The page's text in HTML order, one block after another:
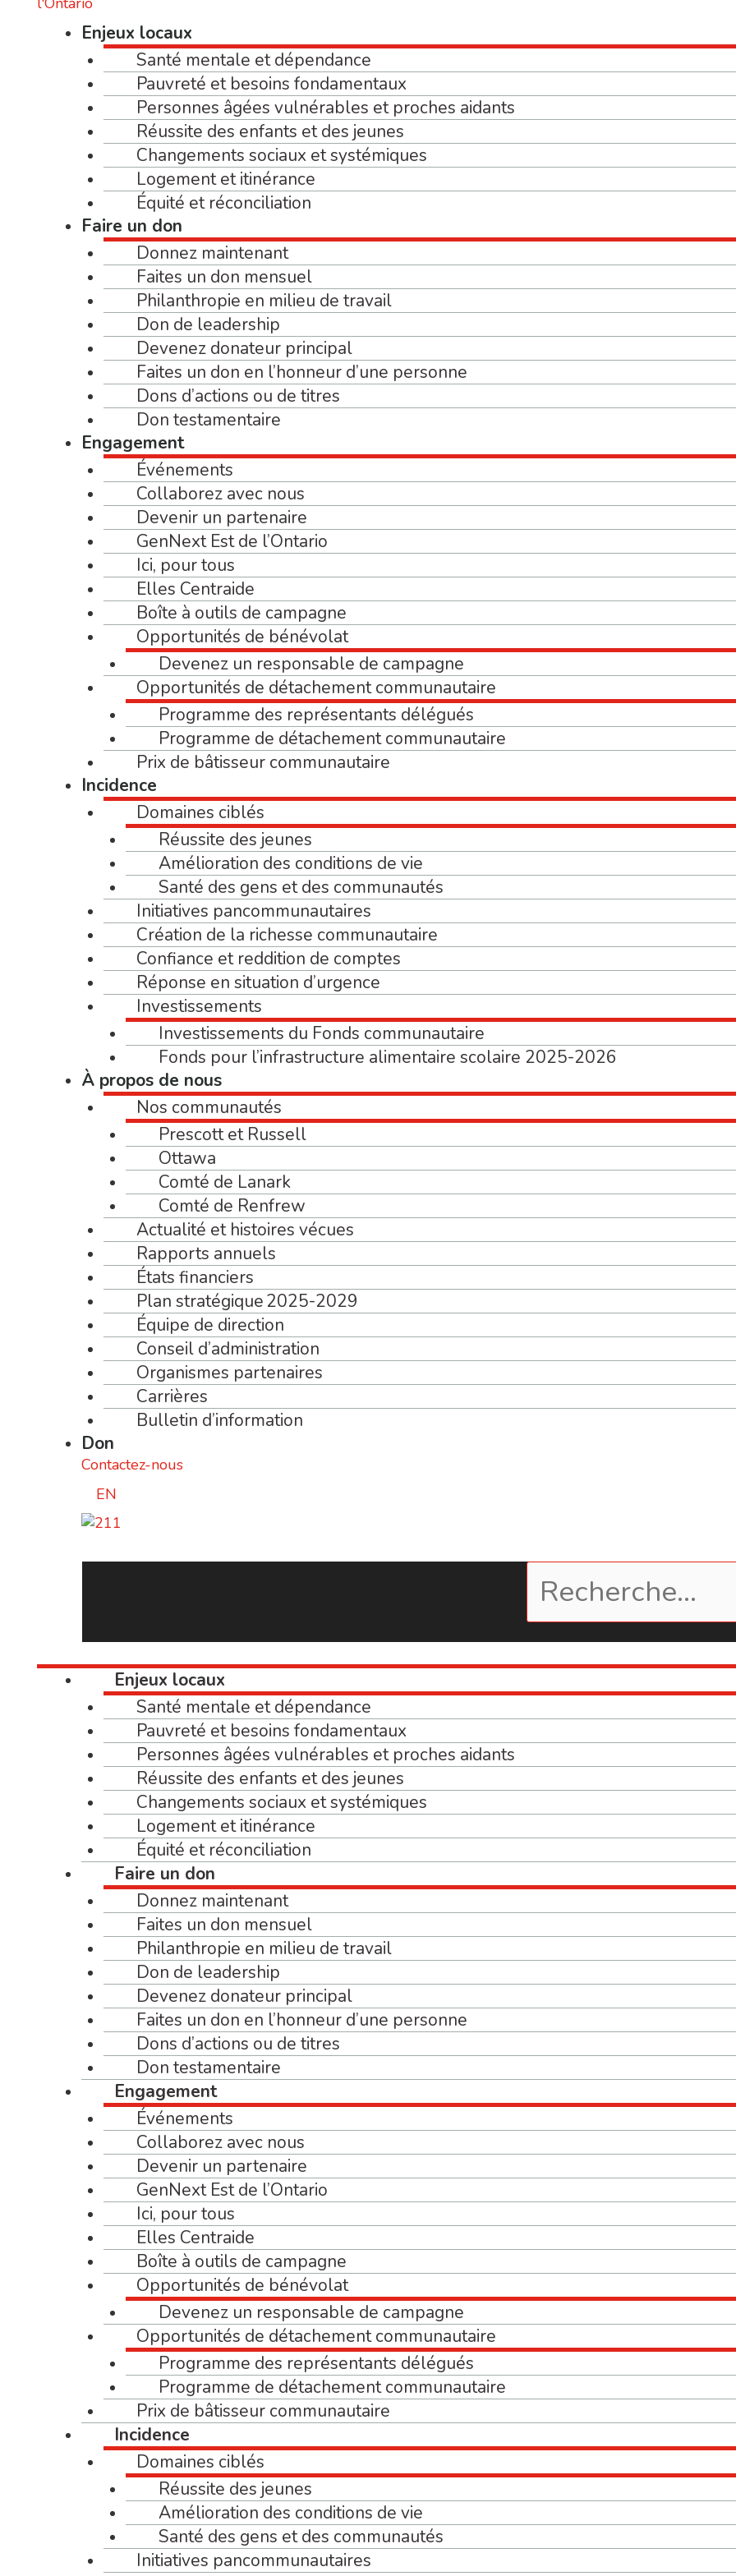
Enjeux locaux
Santé mentale et dépendance
Pauvreté et besoins fondamentaux
Personnes âgées vulnérables et proches aidants
Réussite des enfants et des jeunes
Changements sociaux et systémiques
Logement et itinérance
Équité et réconciliation
Faire un don
Donnez maintenant
Faites un don mensuel
Philanthropie en milieu de travail
Don de leadership
Devenez donateur principal
Faites un don en l’honneur d’une personne
Dons d’actions ou de titres
Don testamentaire
Engagement
Événements
Collaborez avec nous
Devenir un partenaire
GenNext Est de l’Ontario
Ici, pour tous
Elles Centraide
Boîte à outils de campagne
Opportunités de bénévolat
Devenez un responsable de campagne
Opportunités de détachement communautaire
Programme des représentants délégués
Programme de détachement communautaire
Prix de bâtisseur communautaire
Incidence
Domaines ciblés
Réussite des jeunes
Amélioration des conditions de vie
Santé des gens et des communautés
Initiatives pancommunautaires
Création de la richesse communautaire
Confiance et reddition de comptes
Réponse en situation d’urgence
Investissements
Investissements du Fonds communautaire
Fonds pour l’infrastructure alimentaire scolaire 2025-2026
À propos de nous
Nos communautés
Prescott et Russell
Ottawa
Comté de Lanark
Comté de Renfrew
Actualité et histoires vécues
Rapports annuels
États financiers
Plan stratégique 2025-2029
Équipe de direction
Conseil d’administration
Organismes partenaires
Carrières
Bulletin d’information
Don
Contactez-nous
EN
Enjeux locaux
Santé mentale et dépendance
Pauvreté et besoins fondamentaux
Personnes âgées vulnérables et proches aidants
Réussite des enfants et des jeunes
Changements sociaux et systémiques
Logement et itinérance
Équité et réconciliation
Faire un don
Donnez maintenant
Faites un don mensuel
Philanthropie en milieu de travail
Don de leadership
Devenez donateur principal
Faites un don en l’honneur d’une personne
Dons d’actions ou de titres
Don testamentaire
Engagement
Événements
Collaborez avec nous
Devenir un partenaire
GenNext Est de l’Ontario
Ici, pour tous
Elles Centraide
Boîte à outils de campagne
Opportunités de bénévolat
Devenez un responsable de campagne
Opportunités de détachement communautaire
Programme des représentants délégués
Programme de détachement communautaire
Prix de bâtisseur communautaire
Incidence
Domaines ciblés
Réussite des jeunes
Amélioration des conditions de vie
Santé des gens et des communautés
Initiatives pancommunautaires